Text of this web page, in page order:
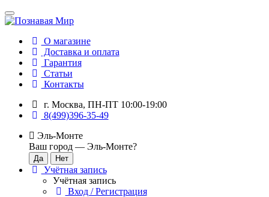
О магазине
Доставка и оплата
Гарантия
Статьи
Контакты
г. Москва, ПН-ПТ 10:00-19:00
8(499)396-35-49
Эль-Монте
Ваш город — Эль-Монте?
Учётная запись
Учётная запись
Вход / Регистрация